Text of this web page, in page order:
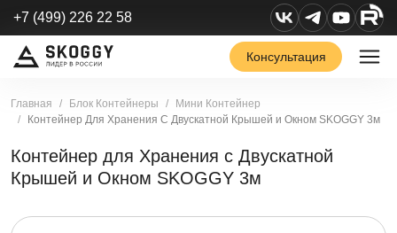
+7 (499) 226 22 58
Консультация
Главная Блок Контейнеры
Мини Контейнер
Контейнер Для Хранения С Двускатной Крышей и Окном SKOGGY 3м
Контейнер для Хранения с Двускатной
Крышей и Окном SKOGGY 3м